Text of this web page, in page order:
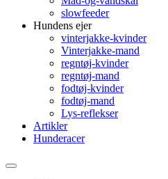
slowfeeder
Hundens ejer
vinterjakke-kvinder
Vinterjakke-mand
regntøj-kvinder
regntøj-mand
fodtøj-kvinder
fodtøj-mand
Lys-reflekser
Artikler
Hunderacer